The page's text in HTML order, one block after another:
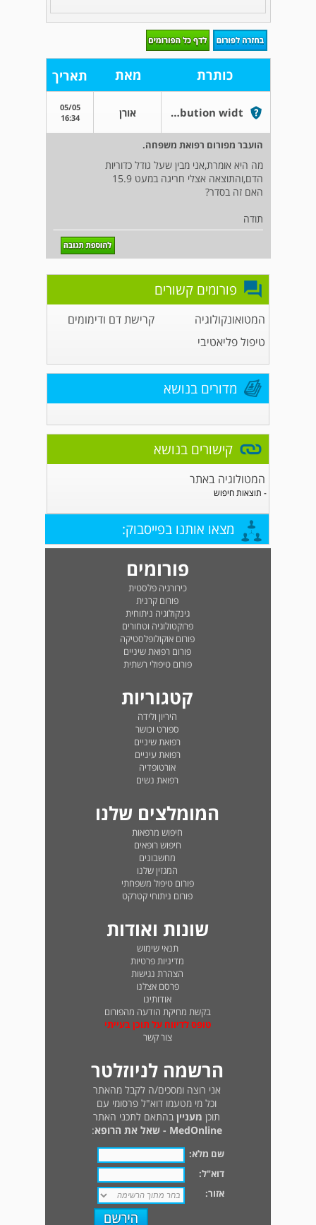
כותרת מאת תאריך
red cell distribution widt בדיקת הדם הזאת אורן
05/05
16:34
הועבר מפורום רפואת משפחה.
מה היא אומרת,אני מבין שעל גודל כדוריות
הדם,והתוצאה אצלי חריגה במעט 15.9
האם זה בסדר?
תודה
פורומים קשורים
המטואונקולוגיה
קרישת דם ודימומים
טיפול פליאטיבי
מדורים בנושא
קישורים בנושא
המטולוגיה באתר
- תוצאות חיפוש
מצאו אותנו בפייסבוק:
פורומים
כירורגיה פלסטית
פורום קרנית
גינקולוגיה ניתוחית
פרוקטולוגיה וטחורים
פורום אוקולופלסטיקה
פורום רפואת שיניים
פורום טיפולי רשתית
קטגוריות
היריון ולידה
ספורט וכושר
רפואת שיניים
רפואת עיניים
אורטופדיה
רפואת נשים
המומלצים שלנו
חיפוש מרפאות
חיפוש רופאים
מחשבונים
המגזין שלנו
פורום טיפול משפחתי
פורום ניתוחי קטרקט
שונות ואודות
תנאי שימוש
מדיניות פרטיות
הצהרת נגישות
פרסם אצלנו
אודותינו
בקשת מחיקת הודעה מהפורום
טופס לדיווח על תוכן בעייתי
צור קשר
הרשמה לניוזלטר
אני רוצה ומסכים/ה לקבל מהאתר
וכל מי מטעמו דוא"ל פרסומי עם
תוכן מעניין בהתאם לתכני האתר
MedOnline - שאל את הרופא
:
שם מלא:
דוא"ל:
אזור: